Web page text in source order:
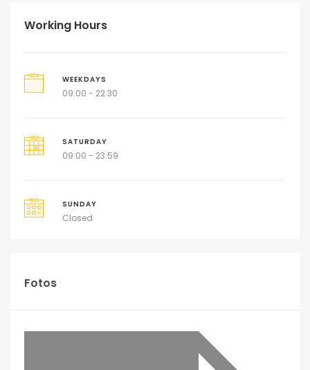
Working Hours
WEEKDAYS
09:00 - 22:30
SATURDAY
09:00 - 23:59
SUNDAY
Closed
Fotos